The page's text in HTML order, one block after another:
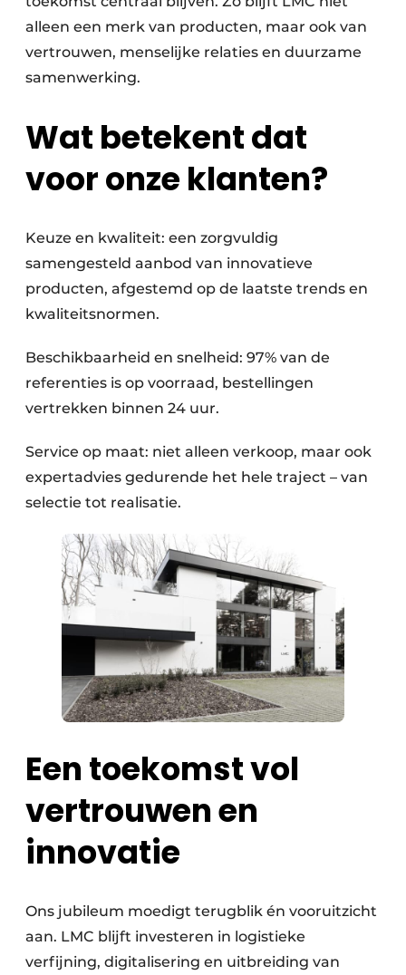
alleen een merk van producten, maar ook van
vertrouwen, menselijke relaties en duurzame
samenwerking.
Wat betekent dat
voor onze klanten?
Keuze en kwaliteit: een zorgvuldig
samengesteld aanbod van innovatieve
producten, afgestemd op de laatste trends en
kwaliteitsnormen.
Beschikbaarheid en snelheid: 97% van de
referenties is op voorraad, bestellingen
vertrekken binnen 24 uur.
Service op maat: niet alleen verkoop, maar ook
expertadvies gedurende het hele traject – van
selectie tot realisatie.
Een toekomst vol
vertrouwen en
innovatie
Ons jubileum moedigt terugblik én vooruitzicht
aan. LMC blijft investeren in logistieke
verfijning, digitalisering en uitbreiding van